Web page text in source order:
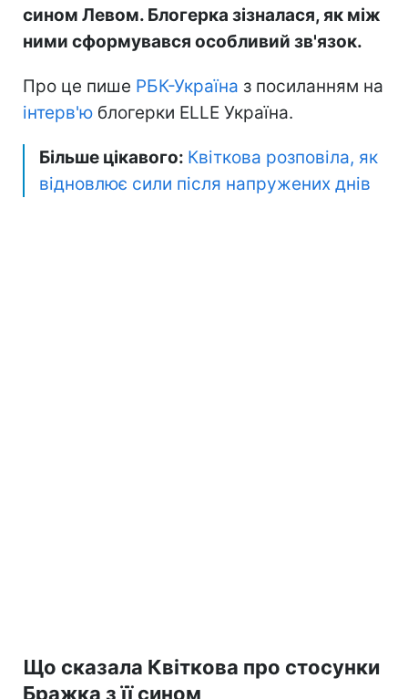
сином Левом. Блогерка зізналася, як між
ними сформувався особливий зв'язок.
Про це пише РБК-Україна з посиланням на
інтерв'ю блогерки ELLE Україна.
Більше цікавого: Квіткова розповіла, як
відновлює сили після напружених днів
Що сказала Квіткова про стосунки
Бражка з її сином